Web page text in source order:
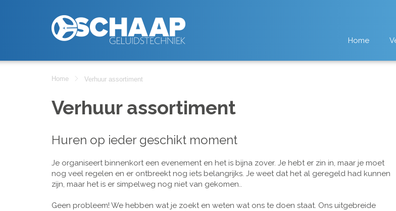
Home
Home Verhuur assortiment
Verhuur assortiment
Huren op ieder geschikt moment
Je organiseert binnenkort een evenement en het is bijna zover. Je hebt er zin in, maar je moet
nog veel regelen en er ontbreekt nog iets belangrijks. Je weet dat het al geregeld had kunnen
zijn, maar het is er simpelweg nog niet van gekomen..
Geen probleem! We hebben wat je zoekt en weten wat ons te doen staat. Ons uitgebreide